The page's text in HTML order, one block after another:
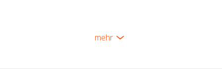
mehr